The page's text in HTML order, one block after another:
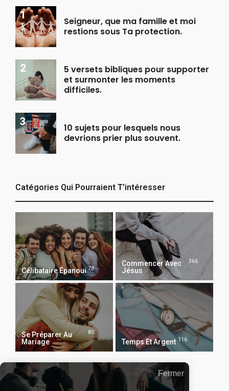
Seigneur, que ma famille et moi
restions sous Ta protection.
5 versets bibliques pour supporter
et surmonter les moments
difficiles.
10 sujets pour lesquels nous
devrions prier plus souvent.
Catégories Qui Pourraient T’intéresser
Célibataire Épanoui 78
Commencer Avec
Jésus
366
Se Préparer Au
Mariage
85
Temps Et Argent 116
Recevoir Notre Newsletter Chaque Matin
Fermer